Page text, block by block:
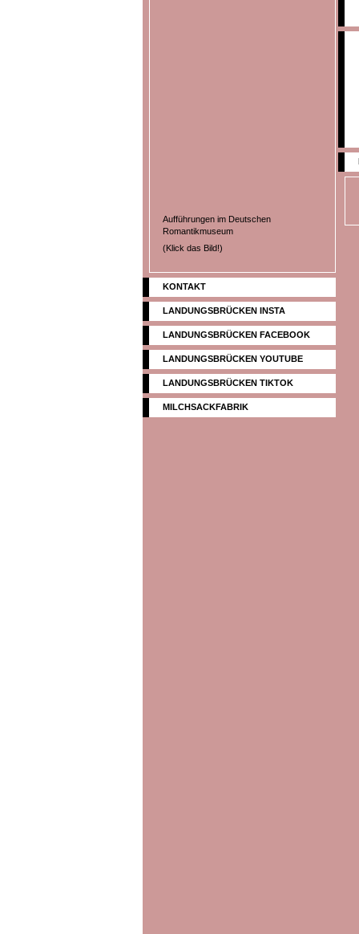
Aufführungen im Deutschen
Romantikmuseum
(Klick das Bild!)
KONTAKT
LANDUNGSBRÜCKEN INSTA
LANDUNGSBRÜCKEN FACEBOOK
LANDUNGSBRÜCKEN YOUTUBE
LANDUNGSBRÜCKEN TIKTOK
MILCHSACKFABRIK